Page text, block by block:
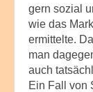
gern sozial
wie das
ermittelte.
man
auch
Ein Fall von